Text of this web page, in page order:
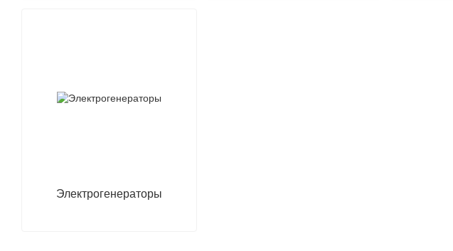
Электрогенераторы